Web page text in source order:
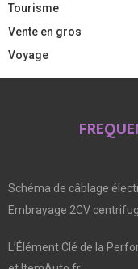
Tourisme
Vente en gros
Voyage
Schéma de câblage
Embrayage 2CV
L’Élément Clé de la